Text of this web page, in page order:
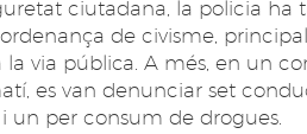
ciutadana, la policia
de civisme,
via pública. A més, en un
es van denunciar set
un per consum de drogues.